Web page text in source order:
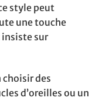
style peut
une touche
sur
choisir des
d’oreilles ou un